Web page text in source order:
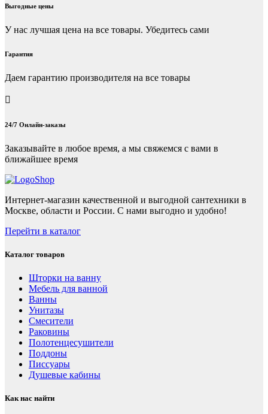
Выгодные цены
У нас лучшая цена на все товары. Убедитесь сами
Гарантия
Даем гарантию производителя на все товары
24/7 Онлайн-заказы
Заказывайте в любое время, а мы свяжемся с вами в
ближайшее время
Интернет-магазин качественной и выгодной сантехники в
Москве, области и России. С нами выгодно и удобно!
Перейти в каталог
Каталог товаров
Шторки на ванну
Мебель для ванной
Ванны
Унитазы
Смесители
Раковины
Полотенцесушители
Поддоны
Писсуары
Душевые кабины
Как нас найти